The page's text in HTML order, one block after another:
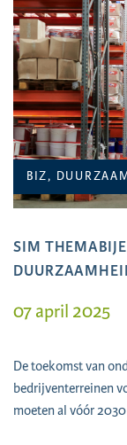
BIZ,
SIM
07 april 2025
De toekomst van
bedrijventerreinen
moeten al vóór